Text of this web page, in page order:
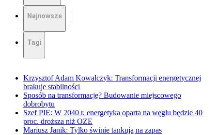
Najnowsze
Tagi
Krzysztof Adam Kowalczyk: Transformacji energetycznej
brakuje stabilności
Sposób na transformację? Budowanie miejscowego
dobrobytu
Szef PIE: W 2040 r. energetyka oparta na węglu będzie 40
proc. droższa niż OZE
Mariusz Janik: Tylko świnie tankują na zapas